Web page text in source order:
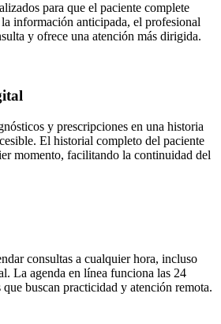
para que el paciente complete
información anticipada, el profesional
y ofrece una atención más dirigida.
y prescripciones en una historia
El historial completo del paciente
momento, facilitando la continuidad del
consultas a cualquier hora, incluso
La agenda en línea funciona las 24
que buscan practicidad y atención remota.